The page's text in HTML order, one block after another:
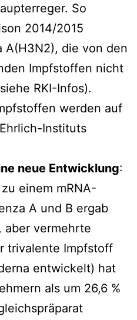
So
2014/2015
A(H3N2), die von den
Impfstoffen nicht
RKI-Infos).
werden auf
Instituts
neue Entwicklung:
einem mRNA-
A und B ergab
aber vermehrte
trivalente Impfstoff
entwickelt) hat
als um 26,6 %